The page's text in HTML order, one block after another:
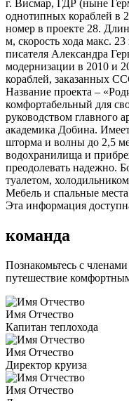
г. Висмар, ГДР (ныне
однотипных кораблей в
номер в проекте 28.
м, скорость хода макс.
писателя Александра
модернизации в 2010 и
кораблей, заказанных
Название проекта –
комфортабельный для
руководством главного
академика Добина.
шторма и волны до 2,5
водохранилища и
преодолевать надежно.
туалетом,
Мебель и спальные
Эта информация
команда
Познакомьтесь с
путешествие
Имя Отчество
Капитан теплохода
Имя Отчество
Директор круиза
Имя Отчество